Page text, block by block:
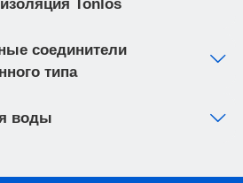
Tonlos
соединители
типа
воды